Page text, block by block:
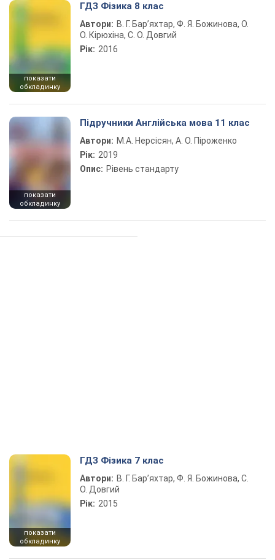
показати
обкладинку
ГДЗ Фізика 8 клас
Автори: В. Г. Бар’яхтар, Ф. Я. Божинова, О.
О. Кірюхіна, С. О. Довгий
Рік: 2016
показати
обкладинку
Підручники Англійська мова 11 клас
Автори: М.А. Нерсісян, А. О. Піроженко
Рік: 2019
Опис: Рівень стандарту
показати
обкладинку
ГДЗ Фізика 7 клас
Автори: В. Г. Бар’яхтар, Ф. Я. Божинова, С.
О. Довгий
Рік: 2015